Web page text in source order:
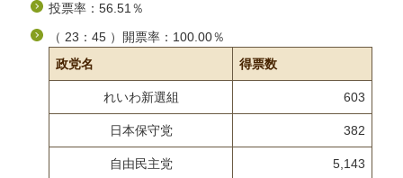
投票率：56.51％
（ 23：45 ）開票率：100.00％
政党名
得票数
れいわ新選組 603
日本保守党 382
自由民主党 5,143